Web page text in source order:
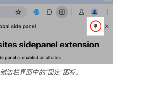
侧边栏界面中的“固定”图标。